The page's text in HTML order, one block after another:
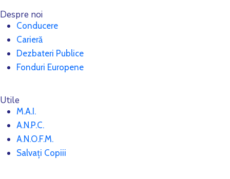
Despre noi
Conducere
Carieră
Dezbateri Publice
Fonduri Europene
Utile
M.A.I.
A.N.P.C.
A.N.O.F.M.
Salvați Copiii